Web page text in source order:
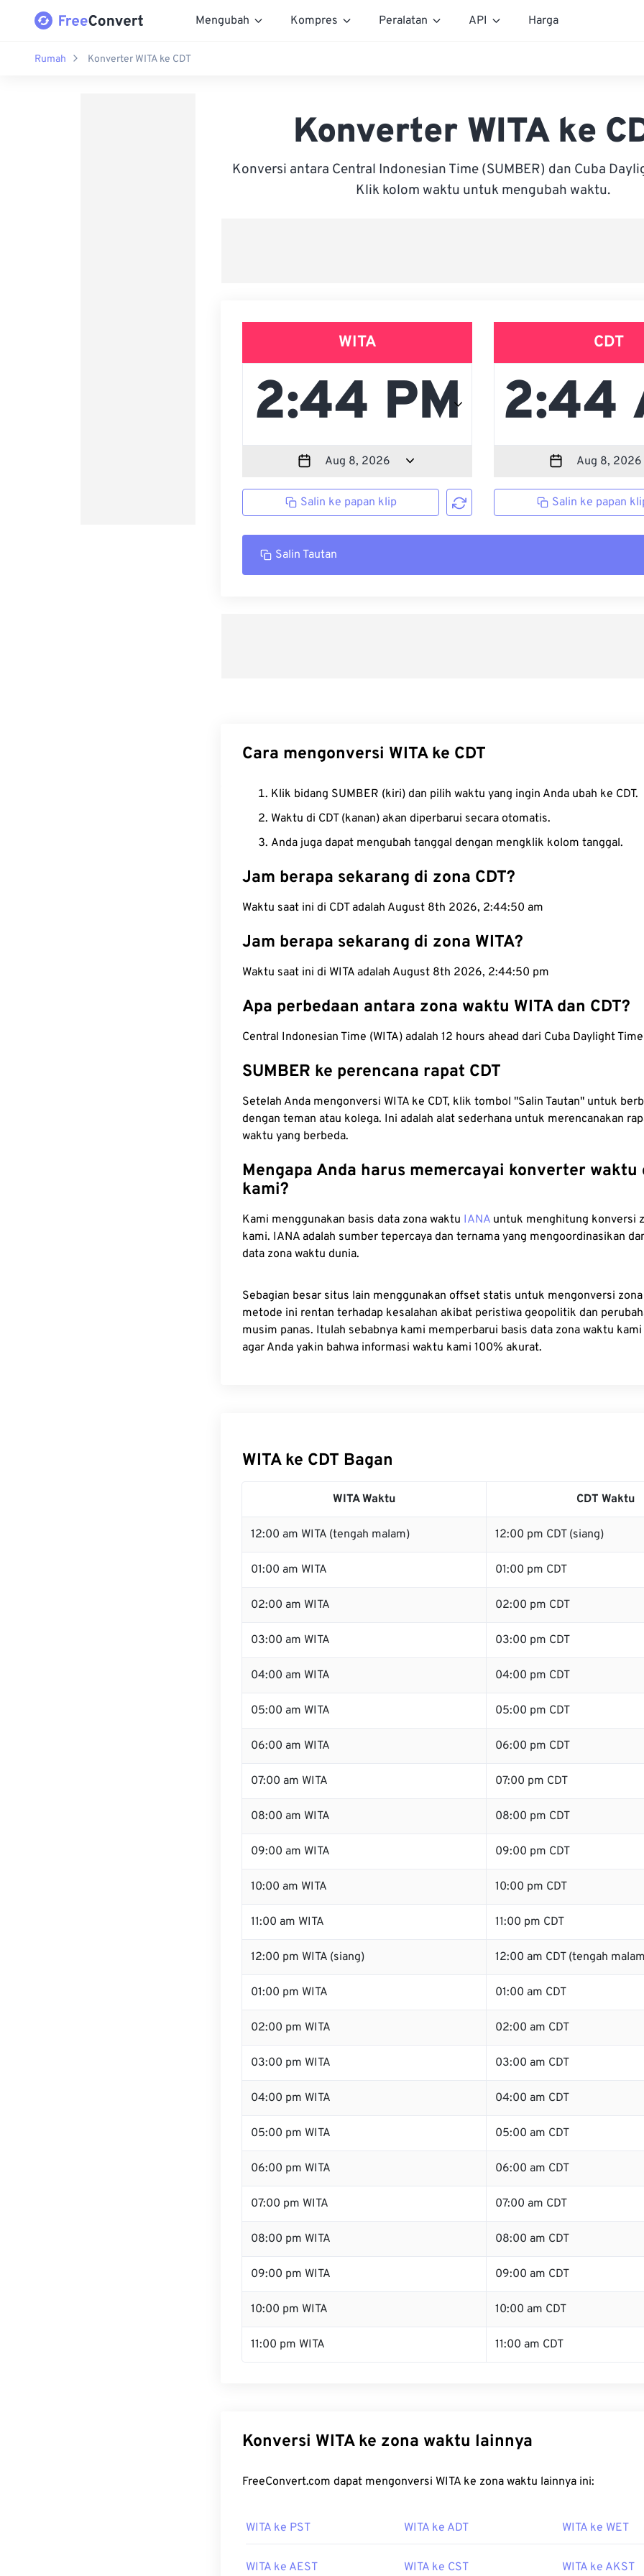
Mengubah Kompres Peralatan API Harga
Rumah Konverter WITA ke CDT
Konverter WITA ke
Konversi antara Central Indonesian Time (SUMBER) dan Cuba
Klik kolom waktu untuk mengubah waktu.
WITA
Salin ke papan klip
CDT
Salin ke papan
Salin Tautan
Cara mengonversi WITA ke CDT
Klik bidang SUMBER (kiri) dan pilih waktu yang ingin Anda ubah ke CDT.
Waktu di CDT (kanan) akan diperbarui secara otomatis.
Anda juga dapat mengubah tanggal dengan mengklik kolom tanggal.
Jam berapa sekarang di zona CDT?
Waktu saat ini di CDT adalah August 8th 2026, 2:44:51 am
Jam berapa sekarang di zona WITA?
Waktu saat ini di WITA adalah August 8th 2026, 2:44:51 pm
Apa perbedaan antara zona waktu WITA dan CDT?
Central Indonesian Time (WITA) adalah 12 hours ahead dari Cuba Daylight Time
SUMBER ke perencana rapat CDT
Setelah Anda mengonversi WITA ke CDT, klik tombol "Salin Tautan" untuk
dengan teman atau kolega. Ini adalah alat sederhana untuk merencanakan
waktu yang berbeda.
Mengapa Anda harus memercayai konverter waktu
kami?
Kami menggunakan basis data zona waktu IANA untuk menghitung konversi
kami. IANA adalah sumber tepercaya dan ternama yang mengoordinasikan
data zona waktu dunia.
Sebagian besar situs lain menggunakan offset statis untuk mengonversi
metode ini rentan terhadap kesalahan akibat peristiwa geopolitik dan
musim panas. Itulah sebabnya kami memperbarui basis data zona waktu
agar Anda yakin bahwa informasi waktu kami 100% akurat.
WITA ke CDT Bagan
WITA Waktu CDT Waktu
12:00 am WITA (tengah malam) 12:00 pm CDT (siang)
01:00 am WITA 01:00 pm CDT
02:00 am WITA 02:00 pm CDT
03:00 am WITA 03:00 pm CDT
04:00 am WITA 04:00 pm CDT
05:00 am WITA 05:00 pm CDT
06:00 am WITA 06:00 pm CDT
07:00 am WITA 07:00 pm CDT
08:00 am WITA 08:00 pm CDT
09:00 am WITA 09:00 pm CDT
10:00 am WITA 10:00 pm CDT
11:00 am WITA 11:00 pm CDT
12:00 pm WITA (siang) 12:00 am CDT (tengah
01:00 pm WITA 01:00 am CDT
02:00 pm WITA 02:00 am CDT
03:00 pm WITA 03:00 am CDT
04:00 pm WITA 04:00 am CDT
05:00 pm WITA 05:00 am CDT
06:00 pm WITA 06:00 am CDT
07:00 pm WITA 07:00 am CDT
08:00 pm WITA 08:00 am CDT
09:00 pm WITA 09:00 am CDT
10:00 pm WITA 10:00 am CDT
11:00 pm WITA 11:00 am CDT
Konversi WITA ke zona waktu lainnya
FreeConvert.com dapat mengonversi WITA ke zona waktu lainnya ini:
WITA ke PST WITA ke ADT WITA ke WET
WITA ke AEST WITA ke CST WITA ke AKST